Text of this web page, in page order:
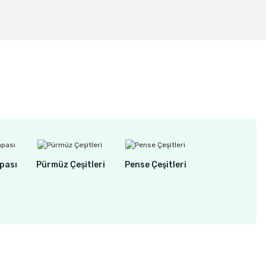
Pürmüz Çeşitleri Pense Çeşitleri